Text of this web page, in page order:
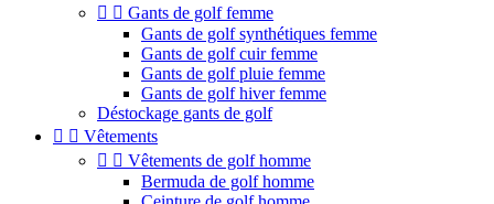
  Gants de golf femme
Gants de golf synthétiques femme
Gants de golf cuir femme
Gants de golf pluie femme
Gants de golf hiver femme
Déstockage gants de golf
  Vêtements
  Vêtements de golf homme
Bermuda de golf homme